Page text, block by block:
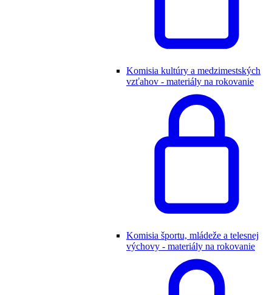
Komisia kultúry a medzimestských
vzťahov - materiály na rokovanie
Komisia športu, mládeže a telesnej
výchovy - materiály na rokovanie